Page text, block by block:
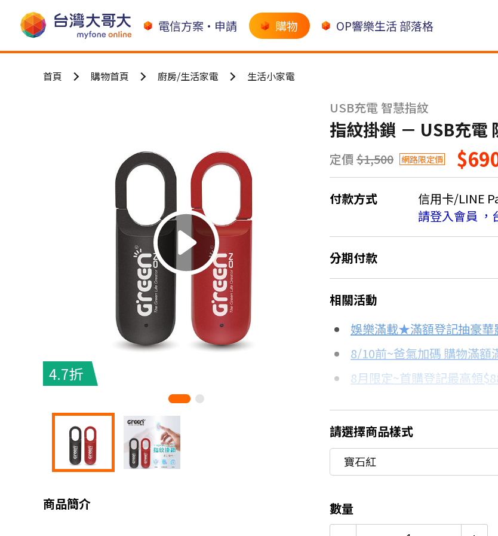
電信方案•申請 購物 OP響樂生活 部落格
首頁 購物首頁 廚房/生活家電 生活小家電
4.7折 4.7折
商品簡介
USB充電 智慧指紋
指紋掛鎖 － USB充電
定價 $1,500 網路限定價
付款方式
信用卡/LINE
請登入會員 ，
分期付款
＊實際可分期數、適用利率，
信用卡分期
分期數
3期
12期
每期金額
$246
$61
相關活動
娛樂滿載★滿額登記抽豪華
8/10前~爸氣加碼 購物滿額
8月限定~首購登記最高領
更多信用卡分期0利率滿額享
電視降到底破盤
請選擇商品樣式
寶石紅
數量